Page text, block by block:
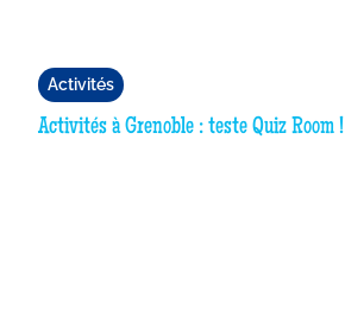
Activités
Activités à Grenoble : teste Quiz Room !